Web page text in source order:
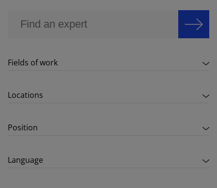
Fields of work
Locations
Position
Language